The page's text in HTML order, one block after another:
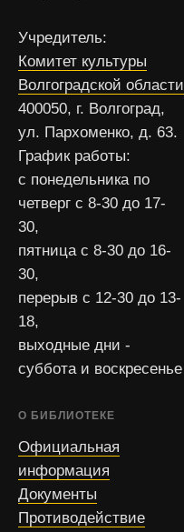
Учредитель:
Комитет культуры
Волгоградской области
400050, г. Волгоград,
ул. Пархоменко, д. 63.
График работы:
с понедельника по
четверг с 8-30 до 17-
30,
пятница с 8-30 до 16-
30,
перерыв с 12-30 до 13-
18,
выходные дни -
суббота и воскресенье
О БИБЛИОТЕКЕ
Официальная
информация
Документы
Противодействие